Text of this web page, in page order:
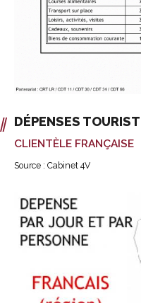
DÉPENSES
CLIENTÈLE FRANÇAISE
Source : Cabinet 4V